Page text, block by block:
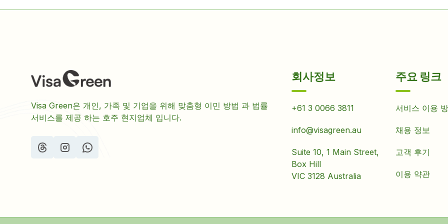
Visa Green은 개인, 가족 및 기업을 위해 맞춤형 이민 방법 과 법률
서비스를 제공 하는 호주 현지업체 입니다.
회사정보
+61 3 0066 3811
info@visagreen.au
Suite 10, 1 Main Street,
Box Hill
VIC 3128 Australia
주요 링크
서비스 이용
채용 정보
고객 후기
이용 약관